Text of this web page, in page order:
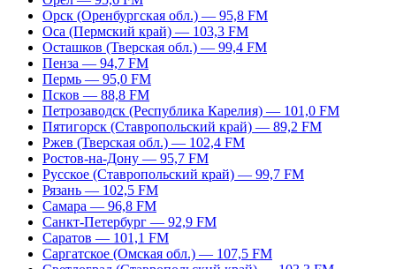
Орск (Оренбургская обл.) — 95,8 FM
Оса (Пермский край) — 103,3 FM
Осташков (Тверская обл.) — 99,4 FM
Пенза — 94,7 FM
Пермь — 95,0 FM
Псков — 88,8 FM
Петрозаводск (Республика Карелия) — 101,0 FM
Пятигорск (Ставропольский край) — 89,2 FM
Ржев (Тверская обл.) — 102,4 FM
Ростов-на-Дону — 95,7 FM
Русское (Ставропольский край) — 99,7 FM
Рязань — 102,5 FM
Самара — 96,8 FM
Санкт-Петербург — 92,9 FM
Саратов — 101,1 FM
Саргатское (Омская обл.) — 107,5 FM